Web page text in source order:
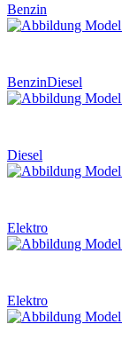
Benzin
BenzinDiesel
Diesel
Elektro
Elektro